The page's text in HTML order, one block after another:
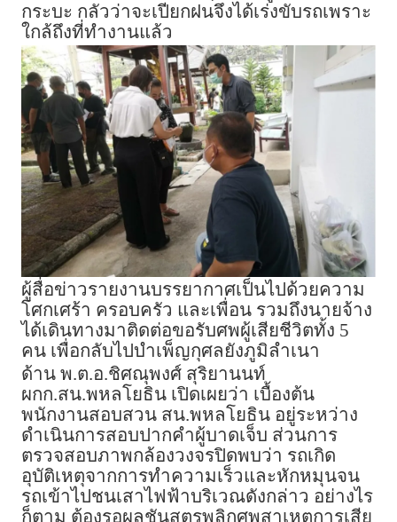
กระบะ กลัวว่าจะเปียกฝนจึงได้เร่งขับรถเพราะ
ใกล้ถึงที่ทำงานแล้ว
ผู้สื่อข่าวรายงานบรรยากาศเป็นไปด้วยความ
โศกเศร้า ครอบครัว และเพื่อน รวมถึงนายจ้าง
ได้เดินทางมาติดต่อขอรับศพผู้เสียชีวิตทั้ง 5
คน เพื่อกลับไปบำเพ็ญกุศลยังภูมิลำเนา
ด้าน พ.ต.อ.ชิศณุพงศ์ สุริยานนท์
ผกก.สน.พหลโยธิน เปิดเผยว่า เบื้องต้น
พนักงานสอบสวน สน.พหลโยธิน อยู่ระหว่าง
ดำเนินการสอบปากคำผู้บาดเจ็บ ส่วนการ
ตรวจสอบภาพกล้องวงจรปิดพบว่า รถเกิด
อุบัติเหตุจากการทำความเร็วและหักหมุนจน
รถเข้าไปชนเสาไฟฟ้าบริเวณดังกล่าว อย่างไร
ก็ตาม ต้องรอผลชันสูตรพลิกศพสาเหตุการเสีย